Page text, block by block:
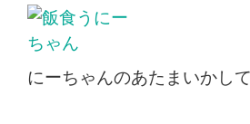
にーちゃんのあたまいかして